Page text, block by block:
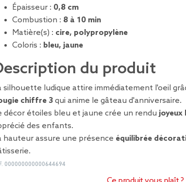
Épaisseur : 0,8 cm
Combustion : 8 à 10 min
Matière(s) : cire, polypropylène
Coloris : bleu, jaune
du produit
silhouette ludique attire immédiatement l'oeil
chiffre 3 qui anime le gâteau d'anniversaire.
décor étoiles bleu et jaune crée un rendu joyeux
des enfants.
hauteur assure une présence équilibrée
000000000000644694